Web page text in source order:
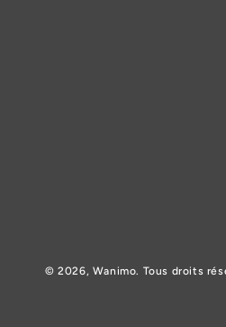
© 2026, Wanimo. Tous droits